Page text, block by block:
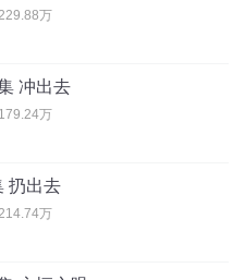
里面的兔子
的哀伤: 让我想到了兔子秦寿，哈哈
229.88万
冲出去
179.24万
扔出去
214.74万